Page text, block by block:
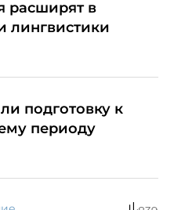
расширят в
лингвистики
подготовку к
периоду